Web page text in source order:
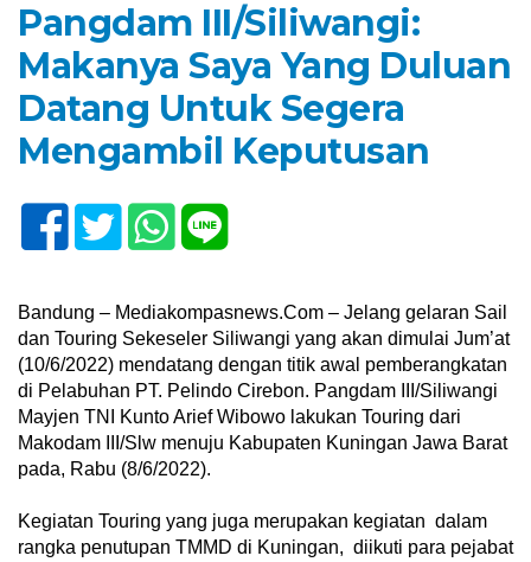
Pangdam III/Siliwangi:
Makanya Saya Yang Duluan
Datang Untuk Segera
Mengambil Keputusan
Bandung – Mediakompasnews.Com – Jelang gelaran Sail
dan Touring Sekeseler Siliwangi yang akan dimulai Jum’at
(10/6/2022) mendatang dengan titik awal pemberangkatan
di Pelabuhan PT. Pelindo Cirebon. Pangdam III/Siliwangi
Mayjen TNI Kunto Arief Wibowo lakukan Touring dari
Makodam III/Slw menuju Kabupaten Kuningan Jawa Barat
pada, Rabu (8/6/2022).
Kegiatan Touring yang juga merupakan kegiatan dalam
rangka penutupan TMMD di Kuningan, diikuti para pejabat